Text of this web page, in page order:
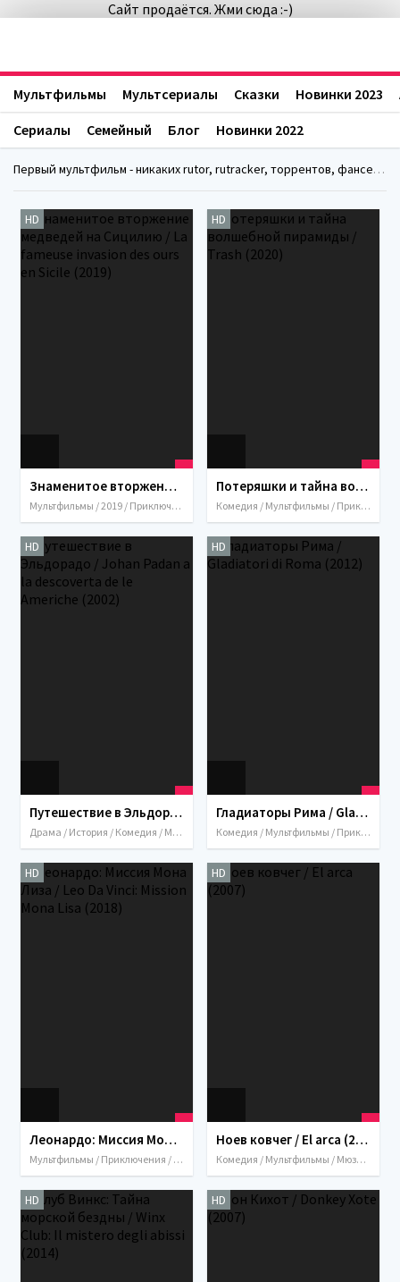
Сайт продаётся. Жми сюда :-)
Первый мультфильм - никаких rutor, rutracker, торрентов, фансериалс, fanserials
HD
Знаменитое вторжение медведей на Сицилию / La fameuse invasion des ours en Sicile (2019)
Мультфильмы / 2019 / Приключения / Семейный / Фэнтези / Италия / Франция
HD
Потеряшки и тайна волшебной пирамиды / Trash (2020)
Комедия / Мультфильмы / Приключения / Италия / 2020
HD
Путешествие в Эльдорадо / Johan Padan a la descoverta de le Americhe (2002)
Драма / История / Комедия / Мультфильмы / Приключения / Семейный / Италия / Франция / 2002
HD
Гладиаторы Рима / Gladiatori di Roma (2012)
Комедия / Мультфильмы / Приключения / Великобритания / Италия / Франция / 2012
HD
Леонардо: Миссия Мона Лиза / Leo Da Vinci: Mission Mona Lisa (2018)
Мультфильмы / Приключения / 2018 / Семейный / Италия
HD
Ноев ковчег / El arca (2007)
Комедия / Мультфильмы / Мюзикл / Приключения / Семейный / Фэнтези / Италия / 2007
HD HD
Мультфильмы Мультсериалы Сказки Новинки 2023
Сериалы
Семейный Блог Новинки 2022